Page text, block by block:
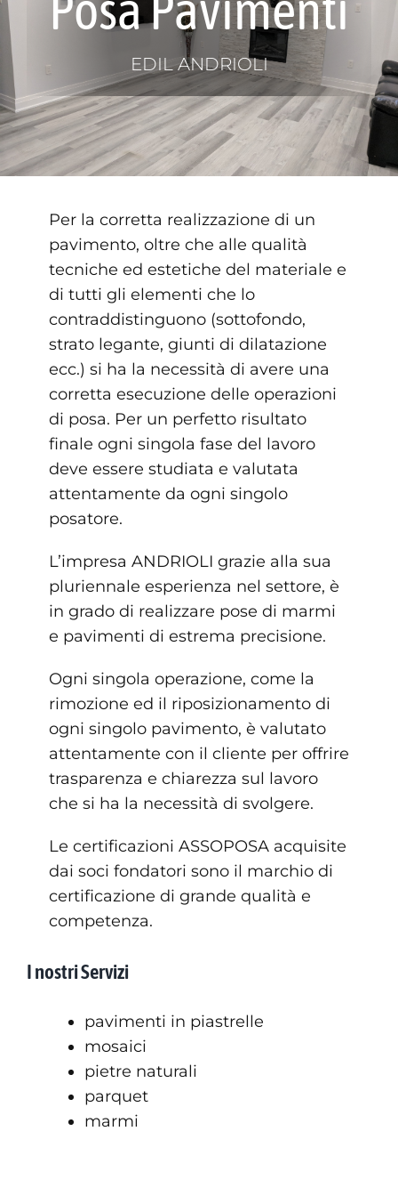
Ristrutturazioni edili
Portfolio
Galleria
Contatti
EDIL ANDRIOLI
Per la corretta realizzazione di un
pavimento, oltre che alle qualità
tecniche ed estetiche del materiale e
di tutti gli elementi che lo
contraddistinguono (sottofondo,
strato legante, giunti di dilatazione
ecc.) si ha la necessità di avere una
corretta esecuzione delle operazioni
di posa. Per un perfetto risultato
finale ogni singola fase del lavoro
deve essere studiata e valutata
attentamente da ogni singolo
posatore.
L’impresa ANDRIOLI grazie alla sua
pluriennale esperienza nel settore, è
in grado di realizzare pose di marmi
e pavimenti di estrema precisione.
Ogni singola operazione, come la
rimozione ed il riposizionamento di
ogni singolo pavimento, è valutato
attentamente con il cliente per offrire
trasparenza e chiarezza sul lavoro
che si ha la necessità di svolgere.
Le certificazioni ASSOPOSA acquisite
dai soci fondatori sono il marchio di
certificazione di grande qualità e
competenza.
I nostri Servizi
pavimenti in piastrelle
mosaici
pietre naturali
parquet
marmi